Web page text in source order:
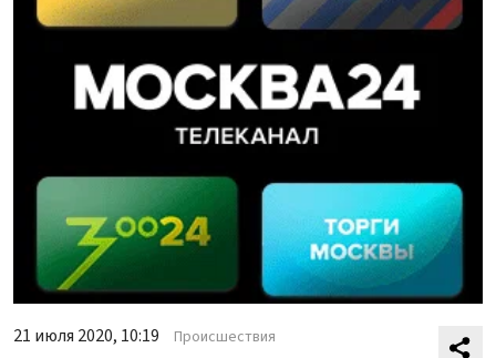
21 июля 2020, 10:19 Происшествия